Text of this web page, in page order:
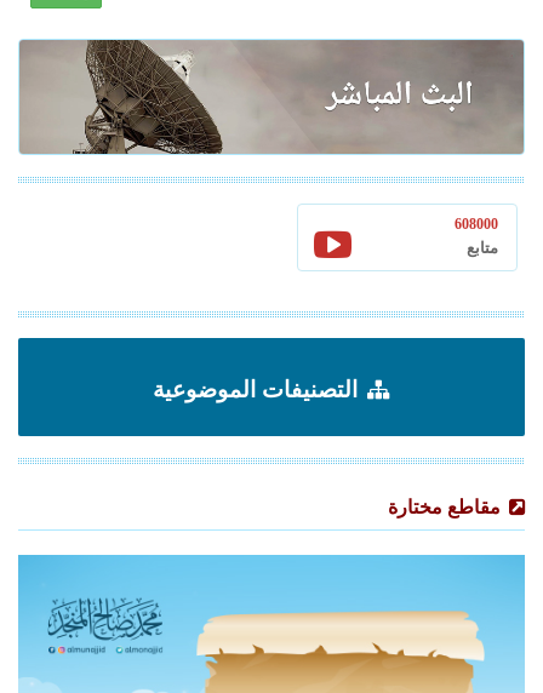
608000
متابع
التصنيفات الموضوعية
مقاطع مختارة